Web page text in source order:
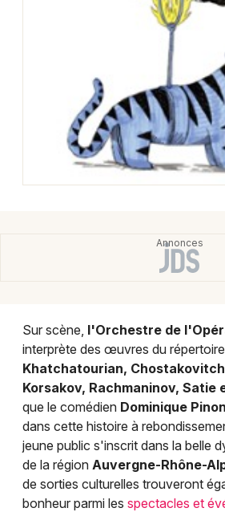
Sur scène, l'Orchestre de
interprète des œuvres du
Khatchatourian,
Korsakov, Rachmaninov, Satie
que le comédien Dominique Pinon
dans cette histoire à
jeune public s'inscrit dans la belle
de la région Auvergne-Rhône-
de sorties culturelles trouveront
bonheur parmi les spectacles et